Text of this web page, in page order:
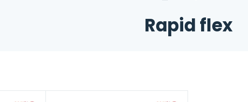
rapid flex